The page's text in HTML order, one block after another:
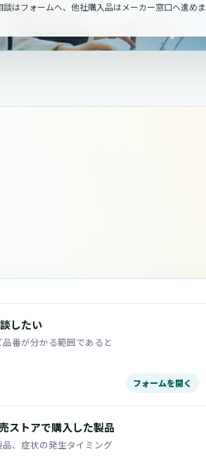
談はフォームへ、他社購入品はメーカー窓口へ進めま
したい
番が分かる範囲であると
フォームを開く
ストアで購入した製品
、症状の発生タイミング